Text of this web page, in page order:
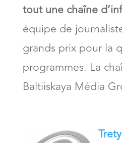
tout une chaîne
équipe de
grands prix pour la
programmes. La
Baltiiskaya Média